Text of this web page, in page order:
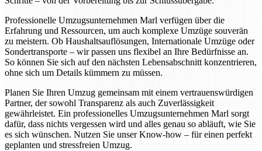
Professionelle Umzugsunternehmen Marl verfügen über die
Erfahrung und Ressourcen, um auch komplexe Umzüge souverän
zu meistern. Ob Haushaltsauflösungen, Internationale Umzüge oder
Sondertransporte – wir passen uns flexibel an Ihre Bedürfnisse an.
So können Sie sich auf den nächsten Lebensabschnitt konzentrieren,
ohne sich um Details kümmern zu müssen.
Planen Sie Ihren Umzug gemeinsam mit einem vertrauenswürdigen
Partner, der sowohl Transparenz als auch Zuverlässigkeit
gewährleistet. Ein professionelles Umzugsunternehmen Marl sorgt
dafür, dass nichts vergessen wird und alles genau so abläuft, wie Sie
es sich wünschen. Nutzen Sie unser Know-how – für einen perfekt
geplanten und stressfreien Umzug.